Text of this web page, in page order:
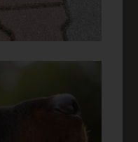
sich auf der
zu registrieren.
an den für die
für die Registrierung
Person
bei dem für die